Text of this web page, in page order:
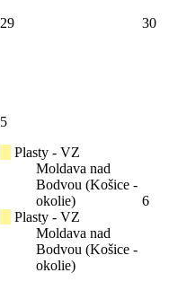
29 30
5
Plasty - VZ
Moldava nad
Bodvou (Košice -
okolie)
Plasty - VZ
Moldava nad
Bodvou (Košice -
okolie)
6